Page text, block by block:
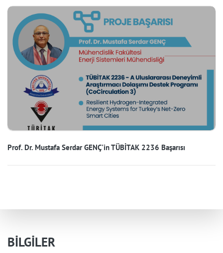
Prof. Dr. Mustafa Serdar GENÇ'in TÜBİTAK 2236 Başarısı
BİLGİLER